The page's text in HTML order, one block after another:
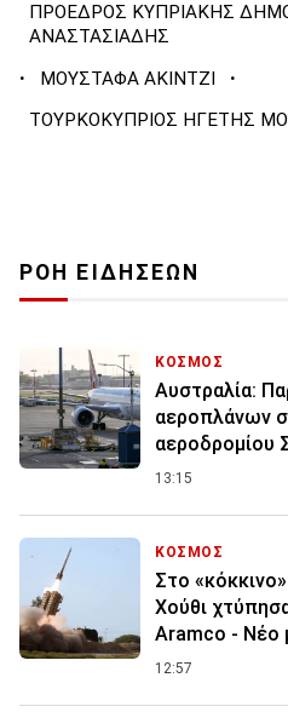
ΠΡΟΕΔΡΟΣ ΚΥΠΡΙΑΚΗΣ
ΑΝΑΣΤΑΣΙΑΔΗΣ
· ΜΟΥΣΤΑΦΑ ΑΚΙΝΤΖΙ ·
ΤΟΥΡΚΟΚΥΠΡΙΟΣ ΗΓΕΤΗΣ
ΡΟΗ ΕΙΔΗΣΕΩΝ
ΚΟΣΜΟΣ
Αυστραλία:
αεροπλάνων
αεροδρομίου
13:15
ΚΟΣΜΟΣ
Στο
Χούθι
Aramco - Νέο
12:57